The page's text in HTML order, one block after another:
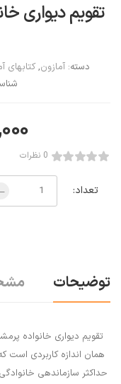
تقویم دیواری
دسته:آمازون,کتابهای
0 نظرات
تعداد:
توضیحات
همان اندازه کاربردی
حداکثر سازماندهی